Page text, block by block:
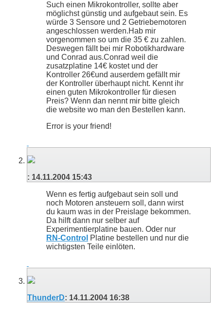
Such einen Mikrokontroller, sollte aber
möglichst günstig und aufgebaut sein. Es
würde 3 Sensore und 2 Getriebemotoren
angeschlossen werden.Hab mir
vorgenommen so um die 35 € zu zahlen.
Deswegen fällt bei mir Robotikhardware
und Conrad aus.Conrad weil die
zusatzplatine 14€ kostet und der
Kontroller 26€und auserdem gefällt mir
der Kontroller überhaupt nicht. Kennt ihr
einen guten Mikrokontroller für diesen
Preis? Wenn dan nennt mir bitte gleich
die website wo man den Bestellen kann.
Error is your friend!
: 14.11.2004 15:43
Wenn es fertig aufgebaut sein soll und
noch Motoren ansteuern soll, dann wirst
du kaum was in der Preislage bekommen.
Da hilft dann nur selber auf
Experimentierplatine bauen. Oder nur
RN-Control Platine bestellen und nur die
wichtigsten Teile einlöten.
ThunderD: 14.11.2004 16:38